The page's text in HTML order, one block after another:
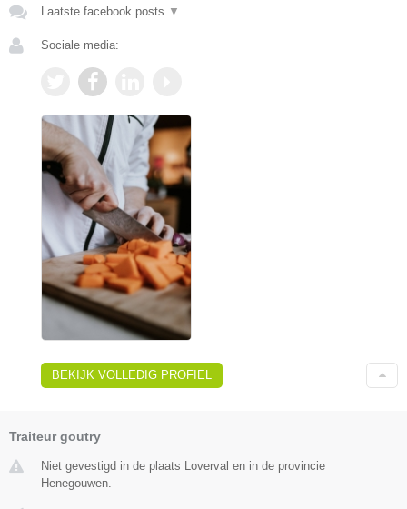
Laatste facebook posts ▼
Sociale media:
BEKIJK VOLLEDIG PROFIEL
Traiteur goutry
Niet gevestigd in de plaats Loverval en in de provincie
Henegouwen.